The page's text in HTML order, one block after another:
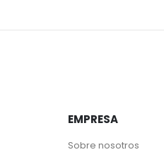
EMPRESA
Sobre nosotros